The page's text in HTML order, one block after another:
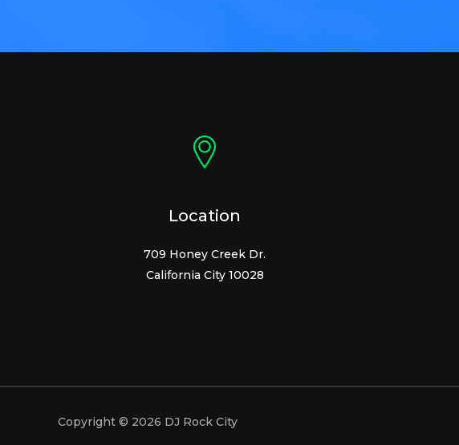
Location
709 Honey Creek Dr.
California City 10028
Copyright © 2026 DJ Rock City